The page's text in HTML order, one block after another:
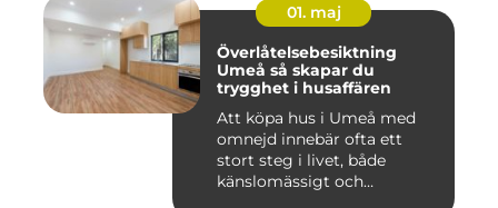
01. maj
Överlåtelsebesiktning
Umeå så skapar du
trygghet i husaffären
Att köpa hus i Umeå med
omnejd innebär ofta ett
stort steg i livet, både
känslomässigt och